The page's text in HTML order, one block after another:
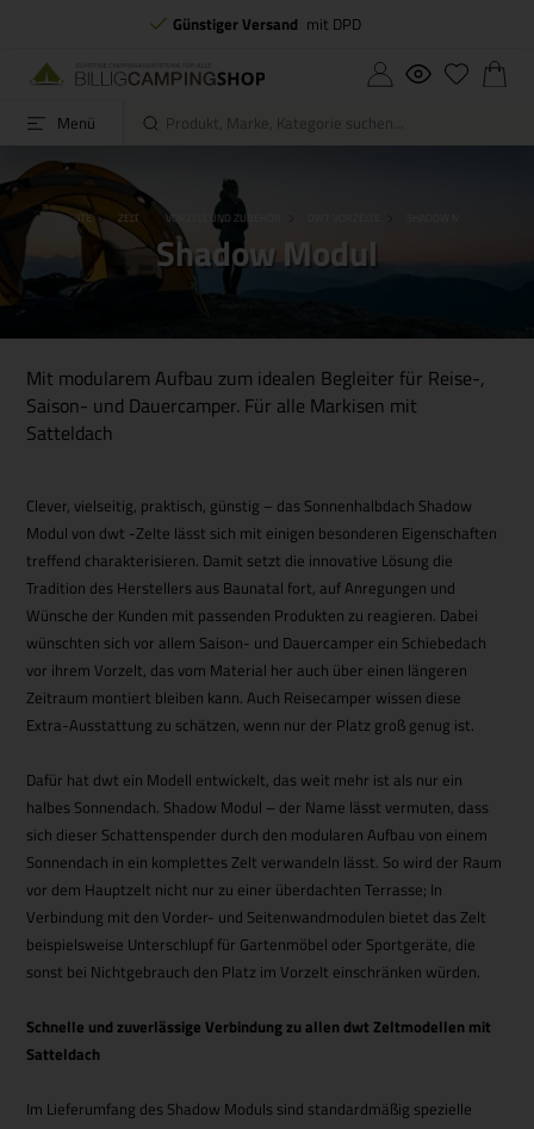
Günstiger Versand mit DPD
Menü
STARTSEITE ZELT VORZELT UND ZUBEHÖR
Shadow Modul
Mit modularem Aufbau zum idealen Begleiter für Reise-,
Saison- und Dauercamper. Für alle Markisen mit
Satteldach
Clever, vielseitig, praktisch, günstig – das Sonnenhalbdach Shadow
Modul von dwt -Zelte lässt sich mit einigen besonderen Eigenschaften
treffend charakterisieren. Damit setzt die innovative Lösung die
Tradition des Herstellers aus Baunatal fort, auf Anregungen und
Wünsche der Kunden mit passenden Produkten zu reagieren. Dabei
wünschten sich vor allem Saison- und Dauercamper ein Schiebedach
vor ihrem Vorzelt, das vom Material her auch über einen längeren
Zeitraum montiert bleiben kann. Auch Reisecamper wissen diese
Extra-Ausstattung zu schätzen, wenn nur der Platz groß genug ist.
Dafür hat dwt ein Modell entwickelt, das weit mehr ist als nur ein
halbes Sonnendach. Shadow Modul – der Name lässt vermuten, dass
sich dieser Schattenspender durch den modularen Aufbau von einem
Sonnendach in ein komplettes Zelt verwandeln lässt. So wird der Raum
vor dem Hauptzelt nicht nur zu einer überdachten Terrasse; In
Verbindung mit den Vorder- und Seitenwandmodulen bietet das Zelt
beispielsweise Unterschlupf für Gartenmöbel oder Sportgeräte, die
sonst bei Nichtgebrauch den Platz im Vorzelt einschränken würden.
Schnelle und zuverlässige Verbindung zu allen dwt Zeltmodellen mit
Satteldach
Im Lieferumfang des Shadow Moduls sind standardmäßig spezielle